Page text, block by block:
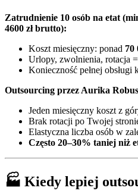
Zatrudnienie 10 osób na etat
4600 zł brutto):
Koszt miesięczny: ponad 70
Urlopy, zwolnienia, rotacja
Konieczność pełnej obsługi
Outsourcing przez Aurika
Jeden miesięczny koszt z
Brak rotacji po Twojej
Elastyczna liczba osób w
Często 20–30% taniej niż
🏭 Kiedy lepiej